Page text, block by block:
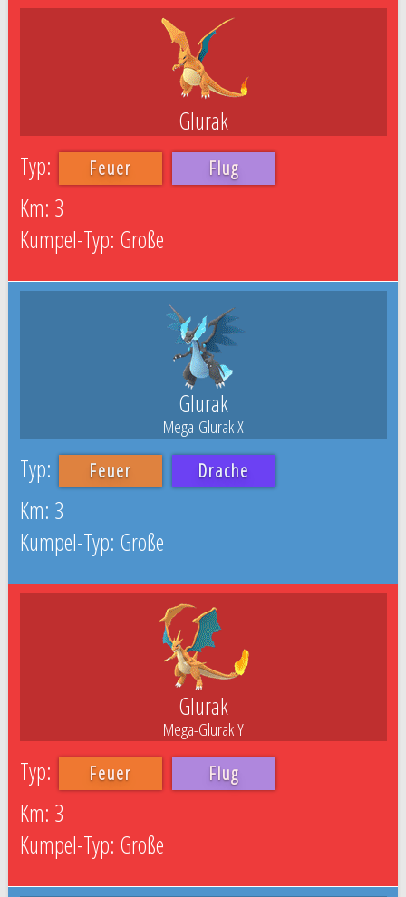
Glurak
Feuer Flug
3
Große
Glurak
Mega-Glurak X
Feuer Drache
3
Große
Glurak
Mega-Glurak Y
Feuer Flug
3
Große